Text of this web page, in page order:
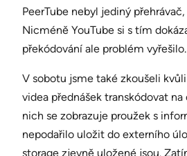
PeerTube nebyl jediný
Nicméně YouTube si s tím
překódování ale problém vyřešilo.
V sobotu jsme také zkoušeli
videa přednášek transkódovat
nich se zobrazuje proužek s
nepodařilo uložit do externího
storage zjevně uložené jsou.